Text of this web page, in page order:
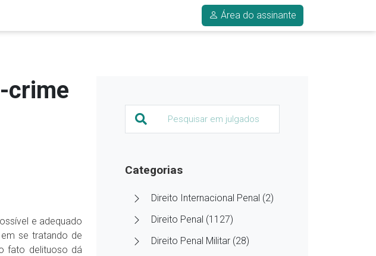
Área do assinante
crime
e adequado
se tratando de
fato delituoso dá
Categorias
Direito Internacional Penal (2)
Direito Penal (1127)
Direito Penal Militar (28)